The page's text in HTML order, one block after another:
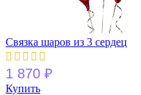
Связка шаров из 3 сердец
1 870 ₽
Купить